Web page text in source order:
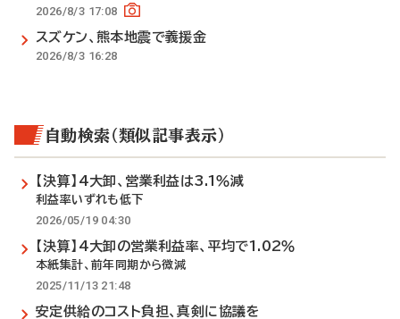
2026/8/3 17:08
スズケン、熊本地震で義援金
2026/8/3 16:28
自動検索（類似記事表示）
【決算】4大卸、営業利益は3.1％減
利益率いずれも低下
2026/05/19 04:30
【決算】4大卸の営業利益率、平均で1.02％
本紙集計、前年同期から微減
2025/11/13 21:48
安定供給のコスト負担、真剣に協議を